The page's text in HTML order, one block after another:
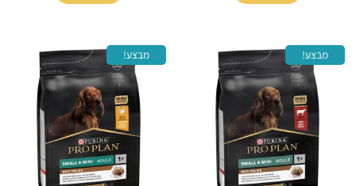
מבצע!
המחיר
המקורי
היה:
279.00 ₪.
מבצע!
המחיר
המקורי
היה:
139.00 ₪.